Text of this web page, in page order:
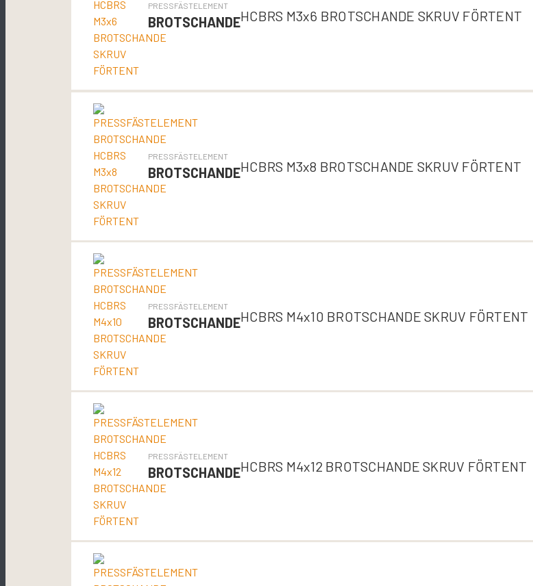
PRESSFÄSTELEMENT
BROTSCHANDEHCBRS M3x6 BROTSCHANDE SKRUV FÖRTENT
PRESSFÄSTELEMENT
BROTSCHANDEHCBRS M3x8 BROTSCHANDE SKRUV FÖRTENT
PRESSFÄSTELEMENT
BROTSCHANDEHCBRS M4x10 BROTSCHANDE SKRUV FÖRTENT
PRESSFÄSTELEMENT
BROTSCHANDEHCBRS M4x12 BROTSCHANDE SKRUV FÖRTENT